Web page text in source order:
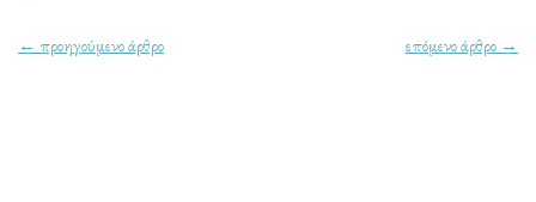
← προηγούμενο άρθρο επόμενο άρθρο →